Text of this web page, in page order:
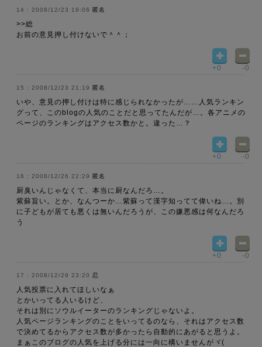
2008/12/23 19:06 匿名
>>総
お前の意見押し付けないで＾＾；
+0 -0
2008/12/23 21:19 匿名
いや、意見の押し付けは特に感じられなかったが……人気ランキン
グって、このblogの人気のことだと思ってたんだが…。各アニメの
ページのランキングはアクセス数かと。違った…？
+0 -0
2008/12/26 22:29 匿名
厨臭いんじゃなくて、本当に厨なんだろ…。
紫蘇旨い。とか、なんつーか…紫蘇って漢字知ってて偉いね…。別
に子どもが居ても悪くは無いんだろうが、この嫌悪感は何なんだろ
う
+0 -0
2008/12/29 23:20 忍
人気投票に入れてほしいなぁ
とかいってる人いるけど、
それは別にソウルイーターのランキングじゃないよ。
人気ページランキングのことをいってるのなら、それはアクセス数
で決めてるからアクセス数が多かったら自動的にあがると思うよ。
まぁこのブログの人気を上げる分には一向に構いませんがヾ(